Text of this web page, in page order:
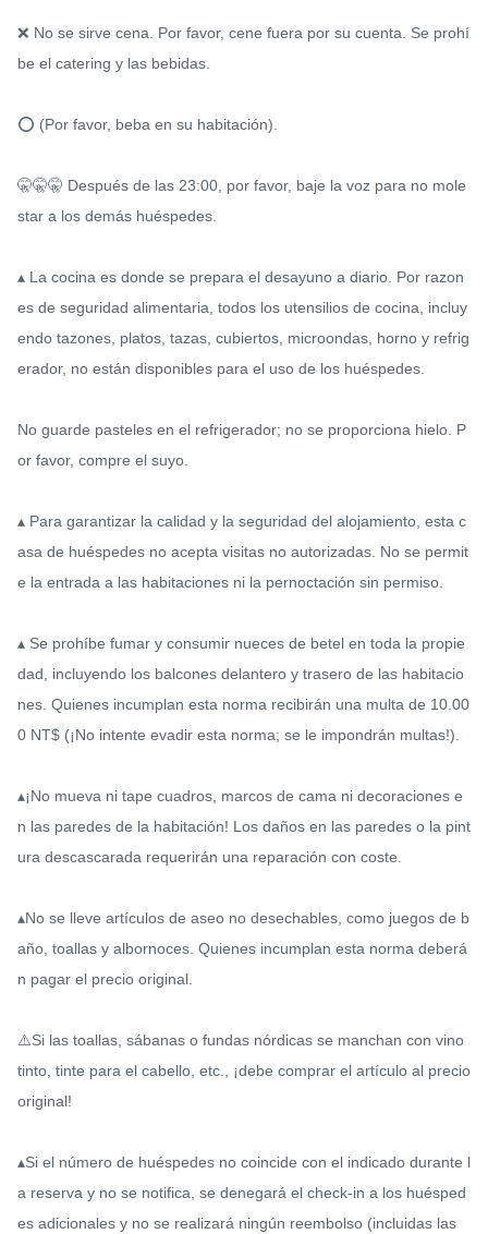
❌ No se sirve cena. Por favor, cene fuera por su cuenta. Se prohí
be el catering y las bebidas.
⭕️ (Por favor, beba en su habitación).
🤫🤫🤫 Después de las 23:00, por favor, baje la voz para no mole
star a los demás huéspedes.
▴ La cocina es donde se prepara el desayuno a diario. Por razon
es de seguridad alimentaria, todos los utensilios de cocina, incluy
endo tazones, platos, tazas, cubiertos, microondas, horno y refrig
erador, no están disponibles para el uso de los huéspedes.
No guarde pasteles en el refrigerador; no se proporciona hielo. P
or favor, compre el suyo.
▴ Para garantizar la calidad y la seguridad del alojamiento, esta c
asa de huéspedes no acepta visitas no autorizadas. No se permit
e la entrada a las habitaciones ni la pernoctación sin permiso.
▴ Se prohíbe fumar y consumir nueces de betel en toda la propie
dad, incluyendo los balcones delantero y trasero de las habitacio
nes. Quienes incumplan esta norma recibirán una multa de 10.00
0 NT$ (¡No intente evadir esta norma; se le impondrán multas!).
▴¡No mueva ni tape cuadros, marcos de cama ni decoraciones e
n las paredes de la habitación! Los daños en las paredes o la pint
ura descascarada requerirán una reparación con coste.
▴No se lleve artículos de aseo no desechables, como juegos de b
año, toallas y albornoces. Quienes incumplan esta norma deberá
n pagar el precio original.
⚠️Si las toallas, sábanas o fundas nórdicas se manchan con vino
tinto, tinte para el cabello, etc., ¡debe comprar el artículo al precio
original!
▴Si el número de huéspedes no coincide con el indicado durante l
a reserva y no se notifica, se denegará el check-in a los huésped
es adicionales y no se realizará ningún reembolso (incluidas las